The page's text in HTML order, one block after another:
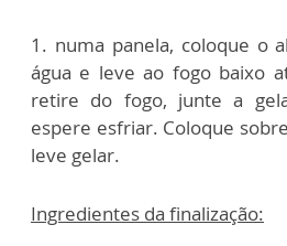
1. numa panela, coloque o
água e leve ao fogo baixo
retire do fogo, junte a
espere esfriar. Coloque
leve gelar.
Ingredientes da finalização: